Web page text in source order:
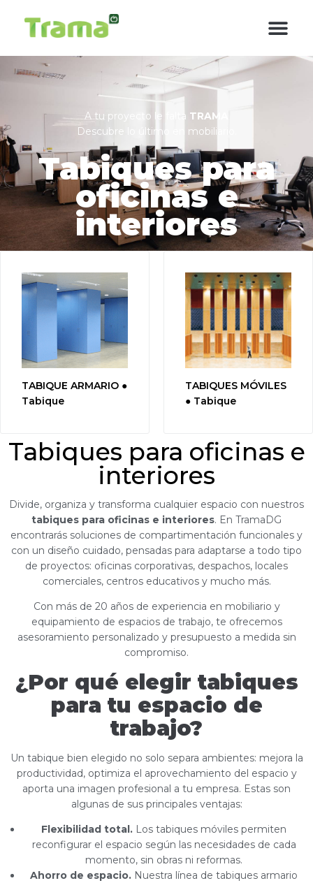
A tu proyecto le falta TRAMA
Descubre lo último en mobiliario.
Tabiques para
oficinas e
interiores
TABIQUE ARMARIO ●
Tabique
TABIQUES MÓVILES
● Tabique
Tabiques para oficinas e
interiores
Divide, organiza y transforma cualquier espacio con nuestros
tabiques para oficinas e interiores. En TramaDG
encontrarás soluciones de compartimentación funcionales y
con un diseño cuidado, pensadas para adaptarse a todo tipo
de proyectos: oficinas corporativas, despachos, locales
comerciales, centros educativos y mucho más.
Con más de 20 años de experiencia en mobiliario y
equipamiento de espacios de trabajo, te ofrecemos
asesoramiento personalizado y presupuesto a medida sin
compromiso.
¿Por qué elegir tabiques
para tu espacio de
trabajo?
Un tabique bien elegido no solo separa ambientes: mejora la
productividad, optimiza el aprovechamiento del espacio y
aporta una imagen profesional a tu empresa. Estas son
algunas de sus principales ventajas:
Flexibilidad total. Los tabiques móviles permiten
reconfigurar el espacio según las necesidades de cada
momento, sin obras ni reformas.
Ahorro de espacio. Nuestra línea de tabiques armario